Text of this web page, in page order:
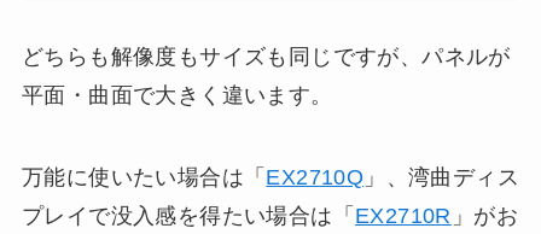
どちらも解像度もサイズも同じですが、パネルが
平面・曲面で大きく違います。
万能に使いたい場合は「 EX2710Q 」、湾曲ディス
プレイで没入感を得たい場合は「 EX2710R 」がお